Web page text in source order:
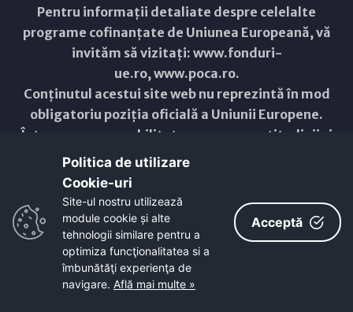
Pentru informații detaliate despre celelalte
programe cofinanțate de Uniunea Europeană, vă
invităm să vizitați: www.fonduri-
ue.ro,www.poca.ro.
Conținutul acestui site web nu reprezintă în mod
obligatoriu poziția oficială a Uniunii Europene.
Întreaga responsabilitate asupra corectitudinii și
coerenței informațiilor prezentate revine
inițiatorilor site-ului web.
Copyright © 2021 - 2026 - Primăria Municipiului ARAD
ResponsiveVoice used under
Non-Commercial License
Politica de utilizare
Cookie-uri‎
Site-ul nostru utilizează
module cookie și alte
tehnologii similare pentru a
optimiza funcţionalitatea si a
îmbunătăţi experienţa de
navigare. Află mai multe »
Acceptă